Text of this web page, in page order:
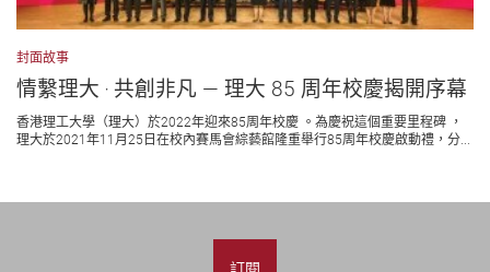
封面故事
情繫理大 ‧ 共創非凡 — 理大 85 周年校慶揭開序幕
香港理工大學（理大）於2022年迎來85周年校慶 。為慶祝這個重要里程碑 ，
理大於2021年11月25日在校內賽馬會綜藝館隆重舉行85周年校慶啟動禮，分...
訂閱